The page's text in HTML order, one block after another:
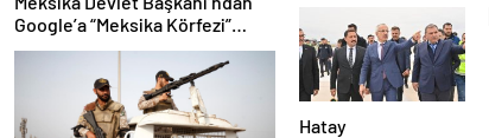
Google’a “Meksika Körfezi”
davası
Hatay